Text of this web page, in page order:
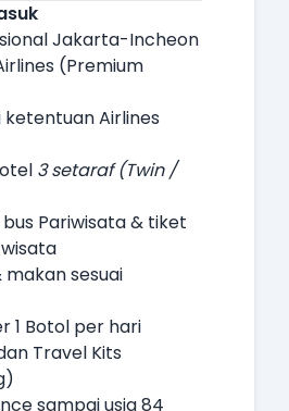
Jakarta-Incheon
(Premium
ketentuan Airlines
3 setaraf (Twin /
Pariwisata & tiket
sesuai
1 Botol per hari
Travel Kits
sampai usia 84